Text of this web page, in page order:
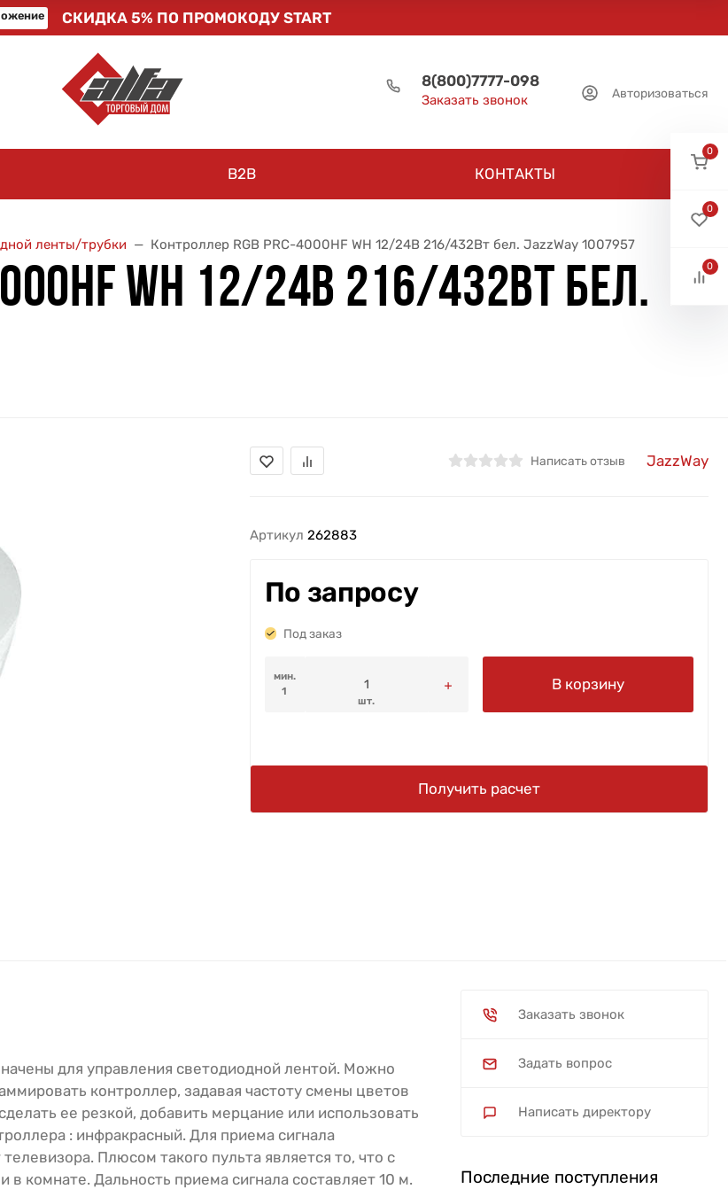
СКИДКА 5% ПО ПРОМОКОДУ START
8(800)7777-098
Заказать звонок Авторизоваться
B2B КОНТАКТЫ
ленты/трубки Контроллер RGB PRC-4000HF WH 12/24В 216/432Вт бел. JazzWay 1007957
WH 12/24В 216/432ВТ БЕЛ.
Написать отзыв JazzWay
Артикул 262883
По запросу
Под заказ
мин.
1
шт.
В корзину
Получить расчет
для управления светодиодной лентой. Можно
контроллер, задавая частоту смены цветов
ее резкой, добавить мерцание или использовать
: инфракрасный. Для приема сигнала
Плюсом такого пульта является то, что с
комнате. Дальность приема сигнала составляет 10 м.
Заказать звонок
Задать вопрос
Написать директору
Последние поступления
0
0
0